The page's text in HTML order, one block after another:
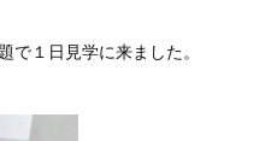
で１日見学に来ました。